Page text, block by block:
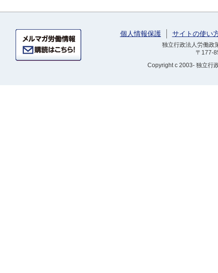
個人情報保護 サイトの使い
独立行政法人労働
〒177-
Copyrightc 2003- 独立行